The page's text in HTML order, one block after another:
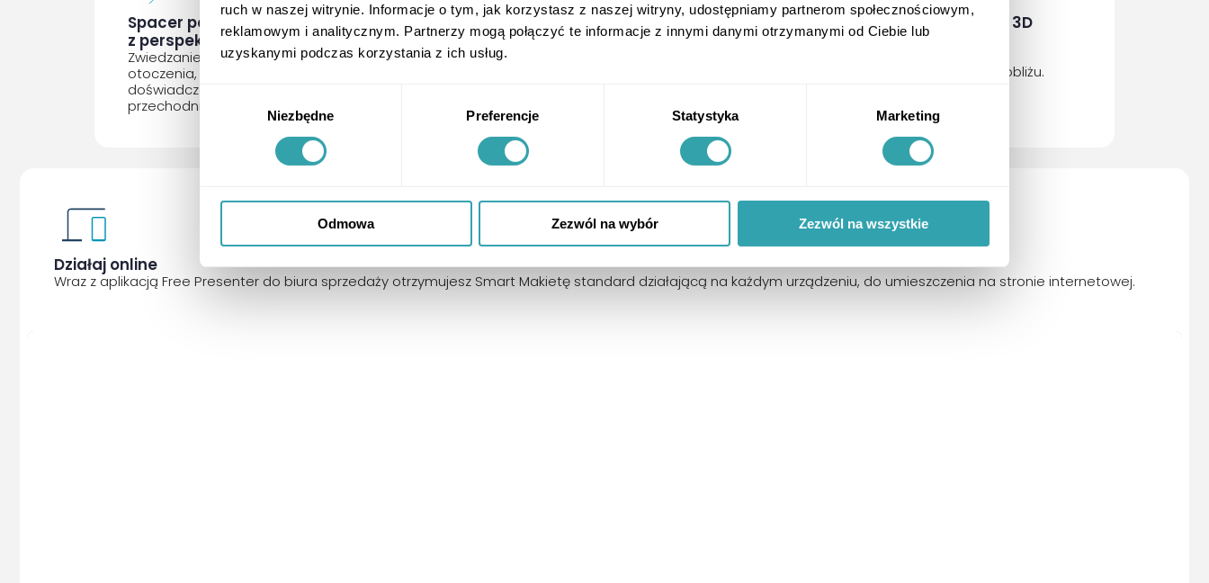
ruch w naszej witrynie. Informacje o tym, jak korzystasz z naszej witryny, udostępniamy partnerom społecznościowym,
reklamowym i analitycznym. Partnerzy mogą połączyć te informacje z innymi danymi otrzymanymi od Ciebie lub
uzyskanymi podczas korzystania z ich usług.
zgody
Niezbędne Preferencje Statystyka Marketing
Odmowa Zezwól na wybór Zezwól na wszystkie
Spacer po terenie i wyszukiwanie
z perspektywy przechodnia
Zwiedzanie terenu inwestycji oraz jej
otoczenia, zapewniając realistyczne
doświadczenie z poziomu
przechodnia.
Moduł Galerii
Uzupełnij prezentację o dodatkowe
wizualizacje i przydatne dokumenty.
Lokalizacja inwestycji w 3D
Pokaż nabywcom wszystkie
użyteczności publicznej w pobliżu.
Działaj online
Wraz z aplikacją Free Presenter do biura sprzedaży otrzymujesz Smart Makietę standard działającą na każdym urządzeniu, do umieszczenia na stronie internetowej.